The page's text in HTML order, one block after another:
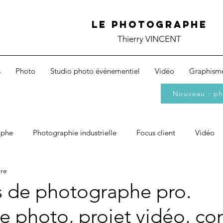
Le photographe
Thierry VINCENT
Photo Studio photo événementiel Vidéo
Nouveau :
Photographie industrielle Focus client Vidéo
de photographe pro.
photo, projet vidéo,